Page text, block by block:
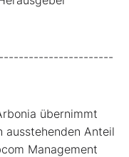
übernimmt
ausstehenden Anteil
Management